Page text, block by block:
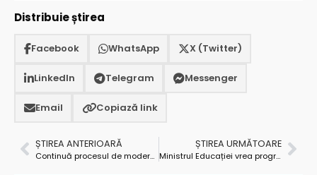
Distribuie știrea
Facebook WhatsApp X (Twitter)
LinkedIn Telegram Messenger
Email Copiază link
ȘTIREA ANTERIOARĂ
Continuă procesul de modernizare și eficientizare a iluminatului public, în Pitești!
ȘTIREA URMĂTOARE
Ministrul Educației vrea programă la liceu ca-n Marea Britanie, Germania, Finlanda și Suedia